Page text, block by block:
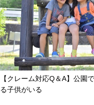
【クレーム対応Q＆A】公園
る子供がいる